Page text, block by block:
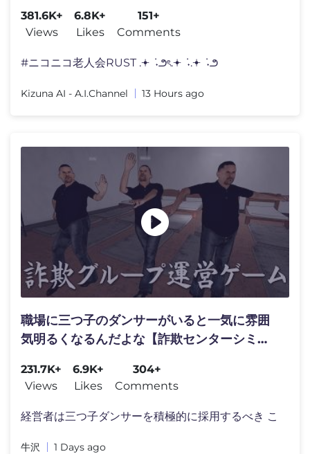
恭ちゃん 】
381.6K+
Views
6.8K+
Likes
151+
Comments
#ニコニコ老人会RUST .𖥔 ݁ ˖౨ৎ.𖥔 ݁ ˖.𖥔 ݁ ˖౨
Kizuna AI - A.I.Channel 13 Hours ago
職場に三つ子のダンサーがいると一気に雰囲
気明るくなるんだよな【詐欺センターシミュ
231.7K+
Views
6.9K+
Likes
304+
Comments
経営者は三つ子ダンサーを積極的に採用するべき こ
牛沢 1 Days ago